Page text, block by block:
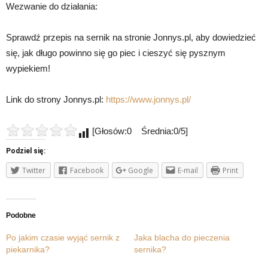
Wezwanie do działania:
Sprawdź przepis na sernik na stronie Jonnys.pl, aby dowiedzieć
się, jak długo powinno się go piec i cieszyć się pysznym
wypiekiem!
Link do strony Jonnys.pl: https://www.jonnys.pl/
[Głosów:0 Średnia:0/5]
Podziel się:
Twitter Facebook Google E-mail Print
Podobne
Po jakim czasie wyjąć sernik z
piekarnika?
Jaka blacha do pieczenia
sernika?